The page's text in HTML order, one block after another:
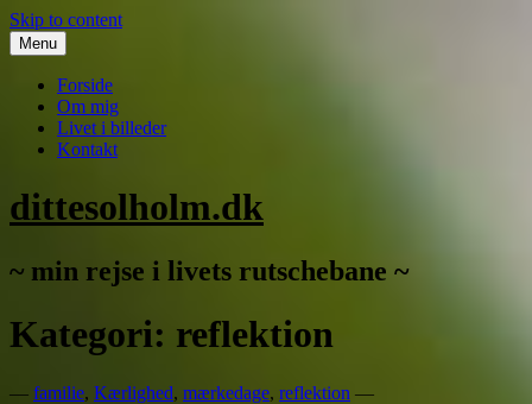
Skip to content
Menu
Forside
Om mig
Livet i billeder
Kontakt
dittesolholm.dk
~ min rejse i livets rutschebane ~
Kategori: reflektion
— familie, Kærlighed, mærkedage, reflektion —